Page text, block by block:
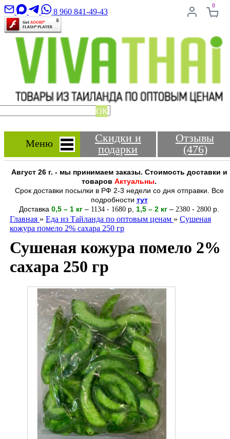
8 960 841-49-43
0
ОК
Меню
Скидки и
подарки
Отзывы
(476)
Август 26 г. - мы принимаем заказы. Стоимость доставки и
товаров Актуальны.
Срок доставки посылки в РФ 2-3 недели со дня отправки. Все
подробности тут
Доставка 0,5 – 1 кг – 1134 - 1680 р 1,5 – 2 кг – 2380 - 2800 р.
Главная » Еда из Тайланда по оптовым ценам » Сушеная
кожура помело 2% сахара 250 гр
Сушеная кожура помело 2%
сахара 250 гр